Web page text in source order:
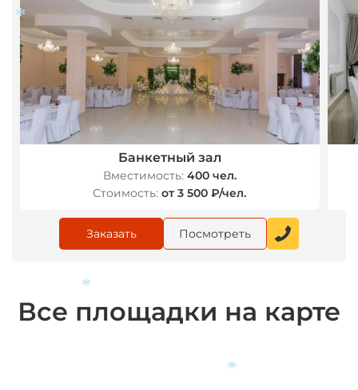
Банкетный зал
Вместимость: 400 чел.
Стоимость: от 3 500 ₽/чел.
Заказать Посмотреть
Все площадки на карте
*